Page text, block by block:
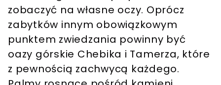
zobaczyć na własne oczy. Oprócz
zabytków innym obowiązkowym
punktem zwiedzania powinny być
oazy górskie Chebika i Tamerza, które
z pewnością zachwycą każdego.